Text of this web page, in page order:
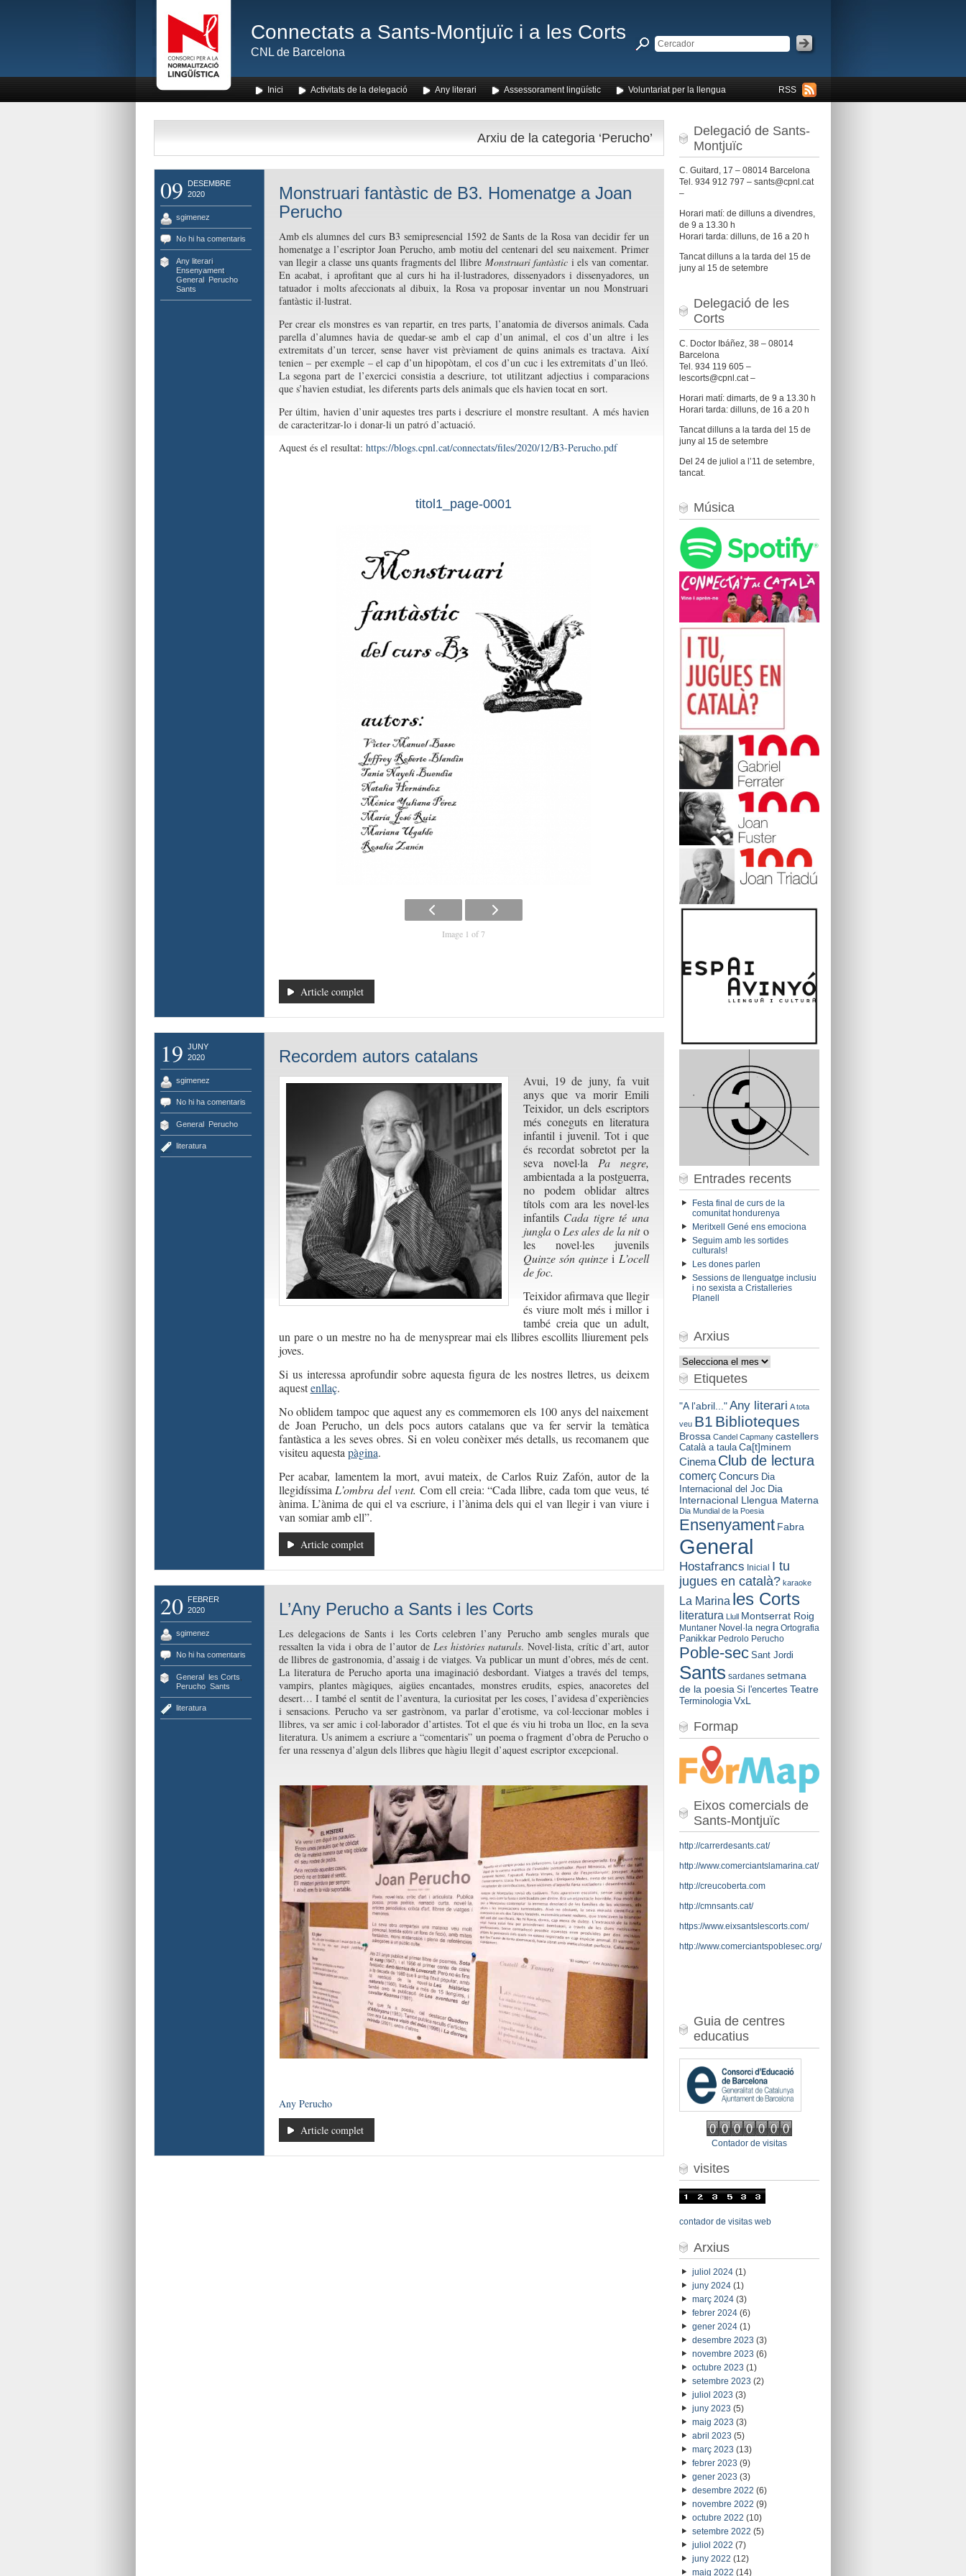
Connectats a Sants-Montjuïc i a les Corts
CNL de Barcelona
RSS
Inici Activitats de la delegació Any literari Assessorament lingüístic Voluntariat per la llengua
Arxiu de la categoria ‘Perucho’
09
DESEMBRE
2020
sgimenez
No hi ha comentaris
Any literari,
Ensenyament,
General, Perucho,
Sants
Monstruari fantàstic de B3. Homenatge a Joan
Perucho
Amb els alumnes del curs B3 semipresencial 1592 de Sants de la Rosa van decidir fer un
homenatge a l’escriptor Joan Perucho, amb motiu del centenari del seu naixement. Primer
van llegir a classe uns quants fragments del llibre Monstruari fantàstic i els van comentar.
En acabat, i aprofitant que al curs hi ha il·lustradores, dissenyadors i dissenyadores, un
tatuador i molts afeccionats al dibuix, la Rosa va proposar inventar un nou Monstruari
fantàstic il·lustrat.
Per crear els monstres es van repartir, en tres parts, l’anatomia de diversos animals. Cada
parella d’alumnes havia de quedar-se amb el cap d’un animal, el cos d’un altre i les
extremitats d’un tercer, sense haver vist prèviament de quins animals es tractava. Així
tenien – per exemple – el cap d’un hipopòtam, el cos d’un cuc i les extremitats d’un lleó.
La segona part de l’exercici consistia a descriure, tot utilitzant adjectius i comparacions
que s’havien estudiat, les diferents parts dels animals que els havien tocat en sort.
Per últim, havien d’unir aquestes tres parts i descriure el monstre resultant. A més havien
de caracteritzar-lo i donar-li un patró d’actuació.
Aquest és el resultat: https://blogs.cpnl.cat/connectats/files/2020/12/B3-Perucho.pdf
titol1_page-0001
Image 1 of 7
Article complet
19 JUNY
2020
sgimenez
No hi ha comentaris
General, Perucho
literatura
Recordem autors catalans
Avui, 19 de juny, fa vuit
anys que va morir Emili
Teixidor, un dels escriptors
més coneguts en literatura
infantil i juvenil.Tot i que
és recordat sobretot per la
seva novel·la Pa negre,
ambientada a la postguerra,
no podem oblidar altres
títols com ara les novel·les
infantils Cada tigre té una
junglaoLes ales de la nito
les novel·les juvenils
Quinze són quinzei L’ocell
de foc.
Teixidor afirmava que llegir
és viure molt més i millor i
també creia que un adult,
un pare o un mestre no ha de menysprear mai els llibres escollits lliurement pels
joves.
Si us interessa aprofundir sobre aquesta figura de les nostres lletres, us deixem
aquestenllaç.
No oblidem tampoc que aquest any es commemoren els 100 anys del naixement
de Joan Perucho, un dels pocs autors catalans que va fer servir la temàtica
fantàstica a les seves obres. Si en voleu conèixer més detalls, us recomanem que
visiteu aquesta pàgina.
Per acabar, lamentem la mort, avui mateix, de Carlos Ruiz Zafón, autor de la
llegidíssima L’ombra del vent. Com ell creia: “Cada llibre, cada tom que veus, té
ànima. L’ànima de qui el va escriure, i l’ànima dels qui el van llegir i van viure i
van somiar amb ell”.
Article complet
20
FEBRER
2020
sgimenez
No hi ha comentaris
General, les Corts
Perucho, Sants
literatura
L’Any Perucho a Sants i les Corts
Les delegacions de Sants i les Corts celebren l’any Perucho amb sengles murals que
ressalten la vida i obra de l’autor de Les històries naturals. Novel·lista, crític d’art, autor
de llibres de gastronomia, d’assaig i de viatges. Va publicar un munt d’obres, més de cent.
La literatura de Perucho aporta una imaginació desbordant. Viatges a través del temps,
vampirs, plantes màgiques, aigües encantades, monstres erudits, espies, anacoretes del
desert… I també el sentit de l’aventura, la curiositat per les coses, l’avidesa d’experiències
i sensacions. Perucho va ser gastrònom, va parlar d’erotisme, va col·leccionar mobles i
llibres, va ser amic i col·laborador d’artistes. Tot el que és viu hi troba un lloc, en la seva
literatura. Us animem a escriure a “comentaris” un poema o fragment d’obra de Perucho o
fer una ressenya d’algun dels llibres que hàgiu llegit d’aquest escriptor excepcional.
Any Perucho
Article complet
Delegació de Sants-
Montjuïc
C. Guitard, 17 – 08014 Barcelona
Tel. 934 912 797 – sants@cpnl.cat
–
Horari matí: de dilluns a divendres,
de 9 a 13.30 h
Horari tarda: dilluns, de 16 a 20 h
Tancat dilluns a la tarda del 15 de
juny al 15 de setembre
Delegació de les
Corts
C. Doctor Ibáñez, 38 – 08014
Barcelona
Tel. 934 119 605 –
lescorts@cpnl.cat –
Horari matí: dimarts, de 9 a 13.30 h
Horari tarda: dilluns, de 16 a 20 h
Tancat dilluns a la tarda del 15 de
juny al 15 de setembre
Del 24 de juliol a l’11 de setembre,
tancat.
Música
Entrades recents
Festa final de curs de la
comunitat hondurenya
Meritxell Gené ens emociona
Seguim amb les sortides
culturals!
Les dones parlen
Sessions de llenguatge inclusiu
i no sexista a Cristalleries
Planell
Arxius
Arxius
Etiquetes
"A l'abril..." Any literari A tota
veu B1 Biblioteques
Brossa Candel Capmany castellers
Català a taula Ca[t]minem
Cinema Club de lectura
comerç Concurs Dia
Internacional del Joc Dia
Internacional Llengua Materna
Dia Mundial de la Poesia
Ensenyament Fabra
General
Hostafrancs Inicial I tu
jugues en català? karaoke
La Marina les Corts
literatura Llull Montserrat Roig
Muntaner Novel·la negra Ortografia
Panikkar Pedrolo Perucho
Poble-sec Sant Jordi
Sants sardanes setmana
de la poesia Si l'encertes Teatre
Terminologia VxL
Formap
Eixos comercials de
Sants-Montjuïc
http://carrerdesants.cat/
http://www.comerciantslamarina.cat/
http://creucoberta.com
http://cmnsants.cat/
https://www.eixsantslescorts.com/
http://www.comerciantspoblesec.org/
Guia de centres
educatius
Contador de visitas
visites
contador de visitas web
Arxius
juliol 2024(1)
juny 2024(1)
març 2024(3)
febrer 2024(6)
gener 2024(1)
desembre 2023 (3)
novembre 2023 (6)
octubre 2023 (1)
setembre 2023 (2)
juliol 2023 (3)
juny 2023 (5)
maig 2023 (3)
abril 2023 (5)
març 2023 (13)
febrer 2023 (9)
gener 2023 (3)
desembre 2022 (6)
novembre 2022 (9)
octubre 2022 (10)
setembre 2022 (5)
juliol 2022 (7)
juny 2022 (12)
maig 2022 (14)